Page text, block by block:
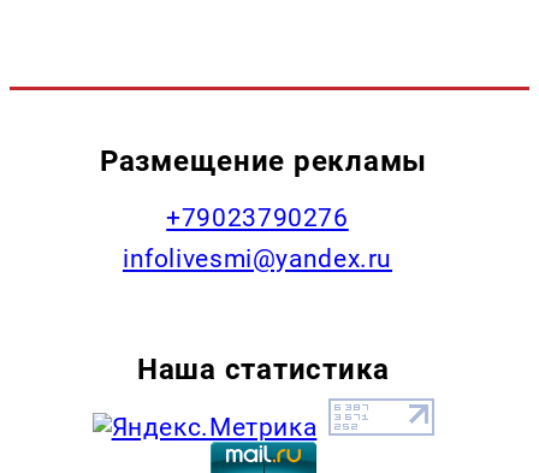
Размещение рекламы
+79023790276
infolivesmi@yandex.ru
Наша статистика